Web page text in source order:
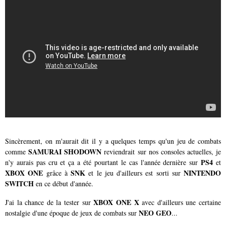
Sincèrement, on m'aurait dit il y a quelques temps qu'un jeu de combats
commeSAMURAI SHODOWN reviendrait sur nos consoles actuelles, je
n'y aurais pas cru et ça a été pourtant le cas l'année dernière surPS4 et
XBOX ONE grâce à SNK et le jeu d'ailleurs est sorti sur NINTENDO
SWITCH en ce début d'année.
J'ai la chance de la tester surXBOX ONE Xavec d'ailleurs une certaine
nostalgie d'une époque de jeux de combats sur NEO GEO...